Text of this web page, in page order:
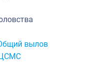
вылов